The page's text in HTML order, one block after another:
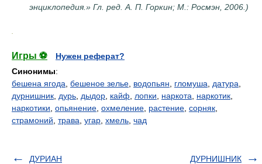
энциклопедия.» Гл. ред. А. П. Горкин; М.: Росмэн, 2006.)
Игры ⚽
Нужен реферат?
Синонимы:
бешена ягода бешеное зелье водопьян гломуша датура
дурнишник дурь дыдор кайф лопки наркота наркотик
наркотики опьянение охмеление растение сорняк
страмоний трава угар хмель чад
ДУРИАН ДУРНИШНИК